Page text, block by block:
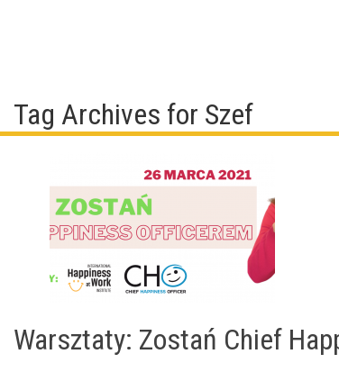
Tag Archives for Szef
Warsztaty: Zostań Chief